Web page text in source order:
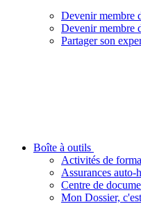
Devenir membre
Devenir membre
Partager son
Boîte à outils
Activités de
Assurances auto-
Centre de
Mon Dossier,